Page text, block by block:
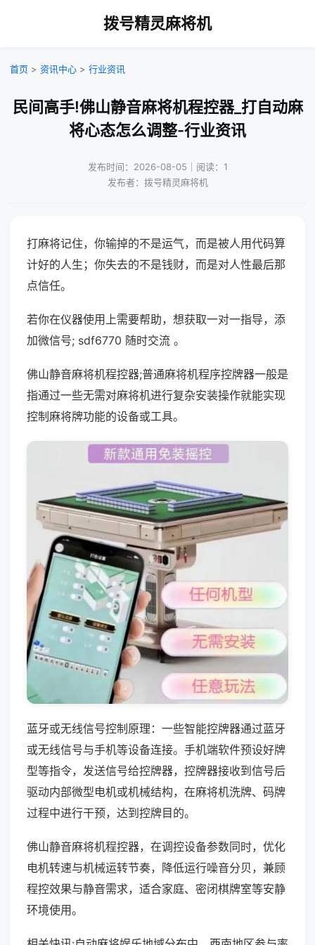
拨号精灵麻将机
首页 > 资讯中心 > 行业资讯
民间高手!佛山静音麻将机程控器_打自动麻
将心态怎么调整-行业资讯
发布时间：2026-08-05｜阅读：1
发布者：拨号精灵麻将机
打麻将记住，你输掉的不是运气，而是被人用代码算
计好的人生；你失去的不是钱财，而是对人性最后那
点信任。
若你在仪器使用上需要帮助，想获取一对一指导，添
加微信号; sdf6770 随时交流 。
佛山静音麻将机程控器;普通麻将机程序控牌器一般是
指通过一些无需对麻将机进行复杂安装操作就能实现
控制麻将牌功能的设备或工具。
蓝牙或无线信号控制原理：一些智能控牌器通过蓝牙
或无线信号与手机等设备连接。手机端软件预设好牌
型等指令，发送信号给控牌器，控牌器接收到信号后
驱动内部微型电机或机械结构，在麻将机洗牌、码牌
过程中进行干预，达到控牌目的。
佛山静音麻将机程控器，在调控设备参数同时，优化
电机转速与机械运转节奏，降低运行噪音分贝，兼顾
程控效果与静音需求，适合家庭、密闭棋牌室等安静
环境使用。